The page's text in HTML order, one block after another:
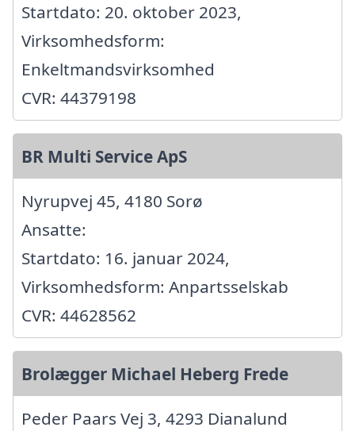
Startdato: 20. oktober 2023,
Virksomhedsform:
Enkeltmandsvirksomhed
CVR: 44379198
BR Multi Service ApS
Nyrupvej 45, 4180 Sorø
Ansatte:
Startdato: 16. januar 2024,
Virksomhedsform: Anpartsselskab
CVR: 44628562
Brolægger Michael Heberg Frede
Peder Paars Vej 3, 4293 Dianalund